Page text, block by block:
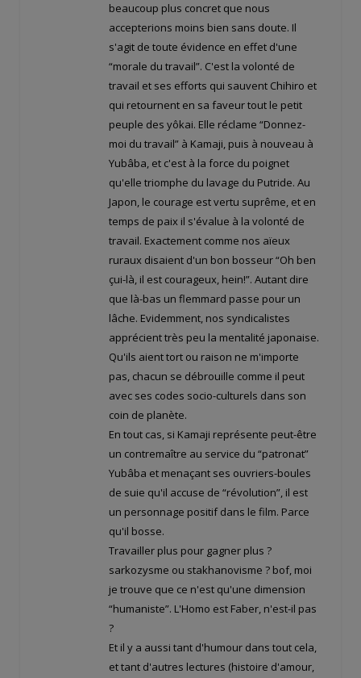
beaucoup plus concret que nous
accepterions moins bien sans doute. Il
s'agit de toute évidence en effet d'une
“morale du travail”. C'est la volonté de
travail et ses efforts qui sauvent Chihiro et
qui retournent en sa faveur tout le petit
peuple des yôkai. Elle réclame “Donnez-
moi du travail” à Kamaji, puis à nouveau à
Yubâba, et c'est à la force du poignet
qu'elle triomphe du lavage du Putride. Au
Japon, le courage est vertu suprême, et en
temps de paix il s'évalue à la volonté de
travail. Exactement comme nos aïeux
ruraux disaient d'un bon bosseur “Oh ben
çui-là, il est courageux, hein!”. Autant dire
que là-bas un flemmard passe pour un
lâche. Evidemment, nos syndicalistes
apprécient très peu la mentalité japonaise.
Qu'ils aient tort ou raison ne m'importe
pas, chacun se débrouille comme il peut
avec ses codes socio-culturels dans son
coin de planète.
En tout cas, si Kamaji représente peut-être
un contremaître au service du “patronat”
Yubâba et menaçant ses ouvriers-boules
de suie qu'il accuse de “révolution”, il est
un personnage positif dans le film. Parce
qu'il bosse.
Travailler plus pour gagner plus ?
sarkozysme ou stakhanovisme ? bof, moi
je trouve que ce n'est qu'une dimension
“humaniste”. L'Homo est Faber, n'est-il pas
?
Et il y a aussi tant d'humour dans tout cela,
et tant d'autres lectures (histoire d'amour,